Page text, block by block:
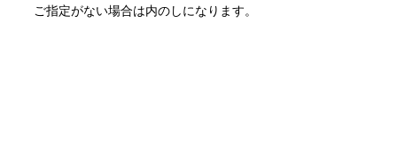
ご指定がない場合は内のしになります。